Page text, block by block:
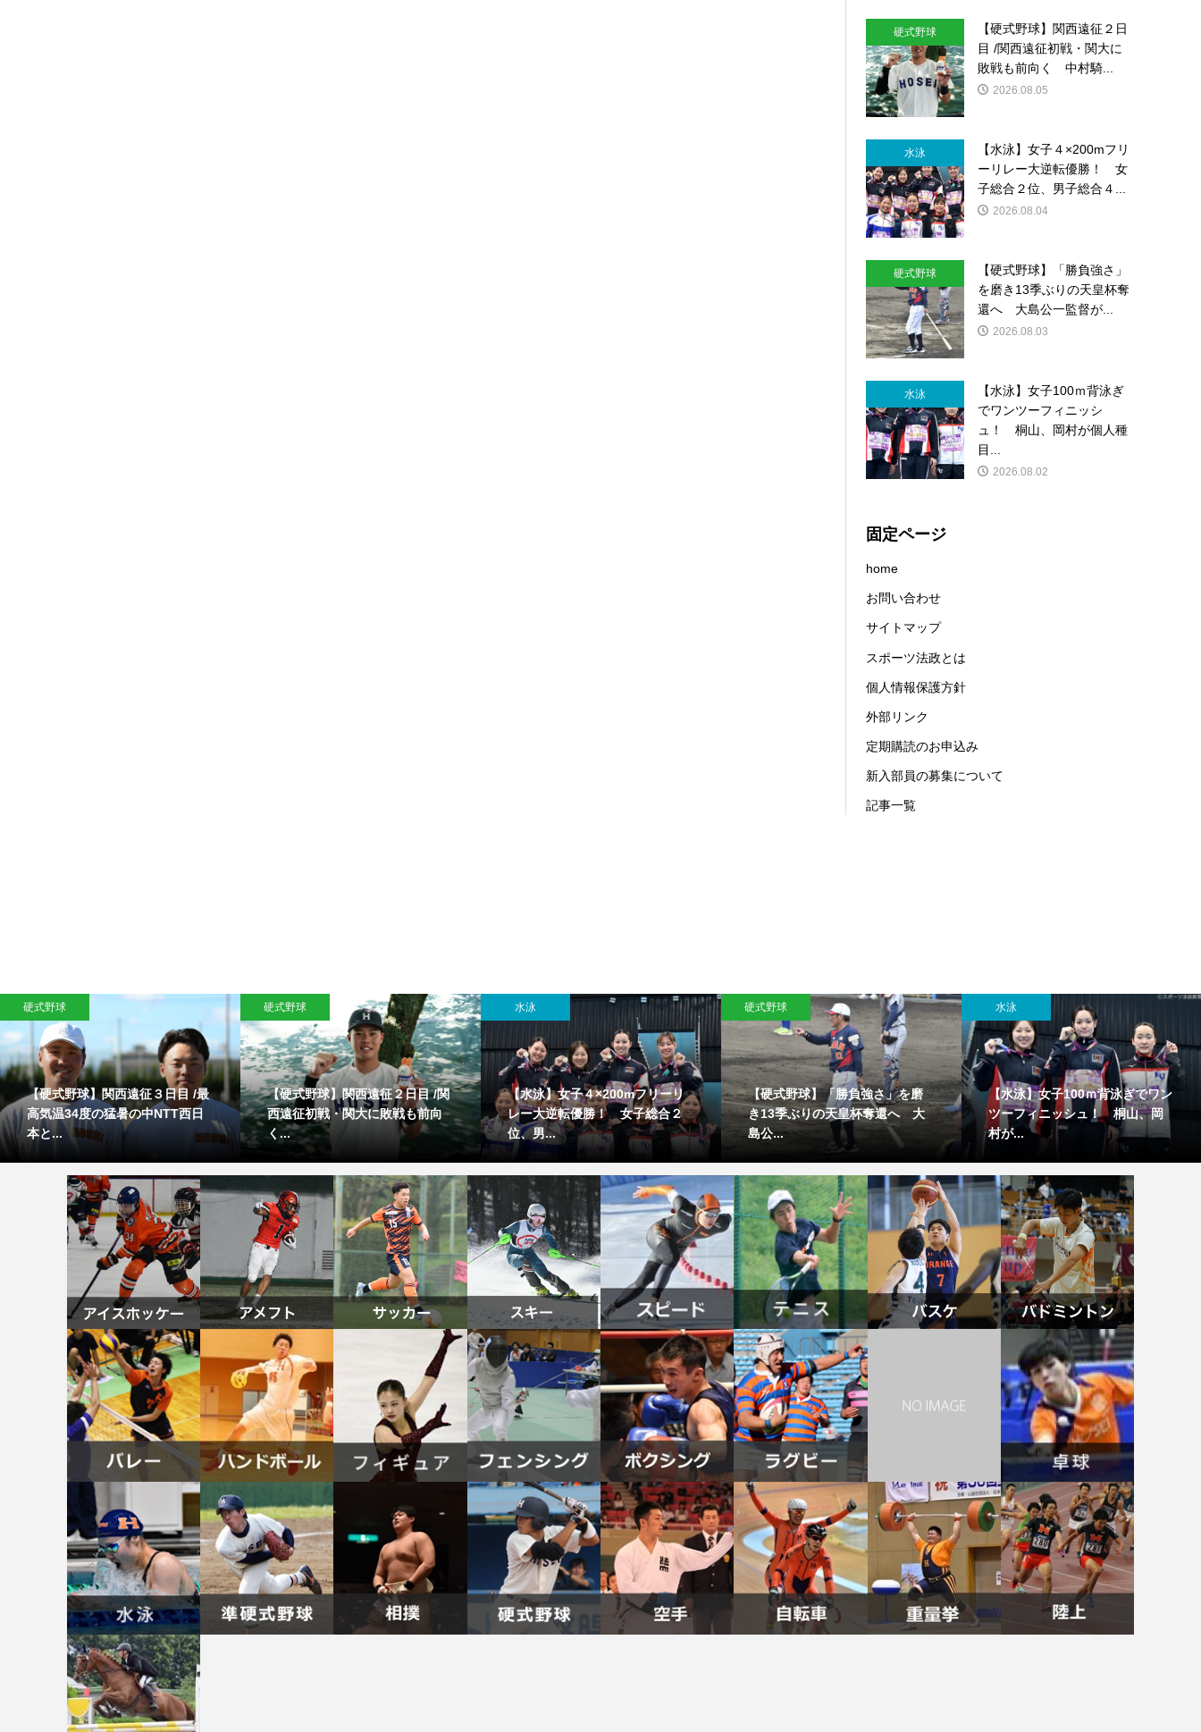
硬式野球
【硬式野球】関西遠征２日
目 /関西遠征初戦・関大に
敗戦も前向く 中村騎...
2026.08.05
水泳
【水泳】女子４×200mフリ
ーリレー大逆転優勝！ 女
子総合２位、男子総合４...
2026.08.04
硬式野球
【硬式野球】「勝負強さ」
を磨き13季ぶりの天皇杯奪
還へ 大島公一監督が...
2026.08.03
水泳
【水泳】女子100ｍ背泳ぎ
でワンツーフィニッシ
ュ！ 桐山、岡村が個人種
目...
2026.08.02
固定ページ
home
お問い合わせ
サイトマップ
スポーツ法政とは
個人情報保護方針
外部リンク
定期購読のお申込み
新入部員の募集について
記事一覧
硬式野球
【硬式野球】関西遠征３日目 /最
高気温34度の猛暑の中NTT西日
本と...
硬式野球
【硬式野球】関西遠征２日目 /関
西遠征初戦・関大に敗戦も前向
く...
水泳
【水泳】女子４×200mフリーリ
レー大逆転優勝！ 女子総合２
位、男...
硬式野球
【硬式野球】「勝負強さ」を磨
き13季ぶりの天皇杯奪還へ 大
島公...
水泳
【水泳】女子100ｍ背泳ぎでワン
ツーフィニッシュ！ 桐山、岡
村が...